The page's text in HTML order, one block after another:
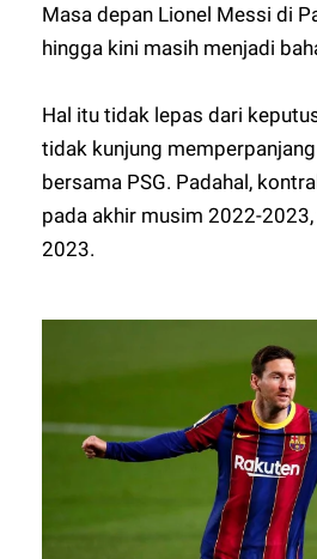
Masa depan Lionel Messi di
hingga kini masih menjadi
Hal itu tidak lepas dari
tidak kunjung
bersama PSG. Padahal,
pada akhir musim 2022-
2023.